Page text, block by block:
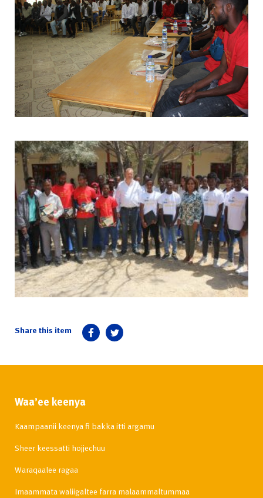
Waa’ee keenya
Kaampaanii keenya fi bakka itti argamu
Sheer keessatti hojjechuu
Waraqaalee ragaa
Imaammata waliigaltee farra malaammaltummaa